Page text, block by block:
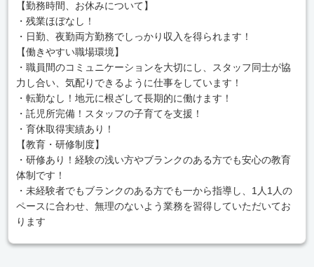
【勤務時間、お休みについて】
・残業ほぼなし！
・日勤、夜勤両方勤務でしっかり収入を得られます！
【働きやすい職場環境】
・職員間のコミュニケーションを大切にし、スタッフ同士が協
力し合い、気配りできるように仕事をしています！
・転勤なし！地元に根ざして長期的に働けます！
・託児所完備！スタッフの子育てを支援！
・育休取得実績あり！
【教育・研修制度】
・研修あり！経験の浅い方やブランクのある方でも安心の教育
体制です！
・未経験者でもブランクのある方でも一から指導し、1人1人の
ペースに合わせ、無理のないよう業務を習得していただいてお
ります